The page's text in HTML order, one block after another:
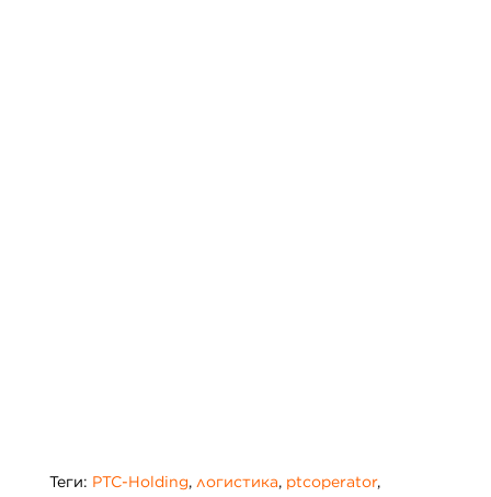
Теги: PTC-Holding, логистика, ptcoperator,